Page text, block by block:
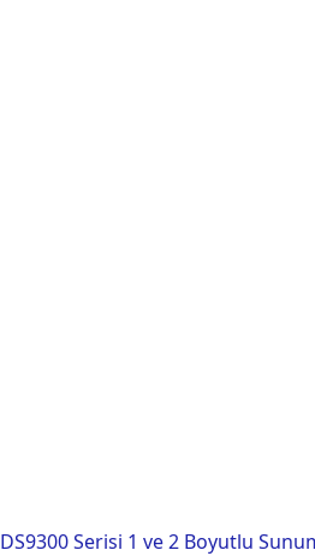
DS9300 Serisi 1 ve 2 Boyutlu